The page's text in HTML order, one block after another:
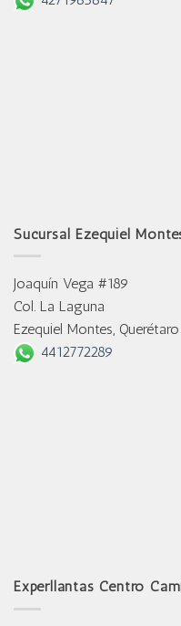
Sucursal Ezequiel
Joaquín Vega #189
Col. La Laguna
Ezequiel Montes, Querétaro
4412772289
Experllantas Centro